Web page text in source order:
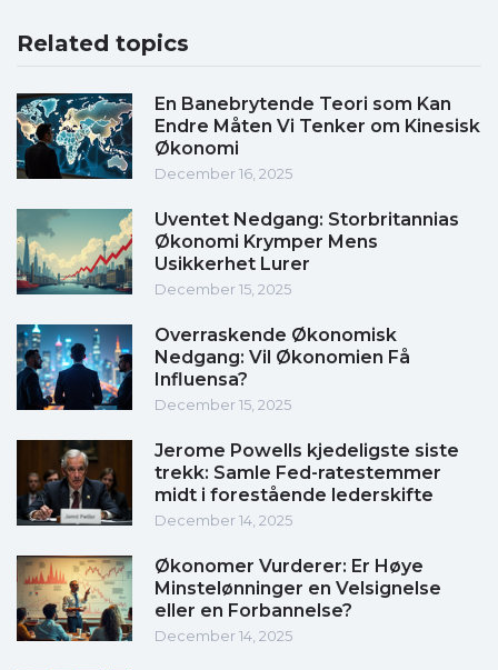
Related topics
En Banebrytende Teori som Kan
Endre Måten Vi Tenker om Kinesisk
Økonomi
December 16, 2025
Uventet Nedgang: Storbritannias
Økonomi Krymper Mens
Usikkerhet Lurer
December 15, 2025
Overraskende Økonomisk
Nedgang: Vil Økonomien Få
Influensa?
December 15, 2025
Jerome Powells kjedeligste siste
trekk: Samle Fed-ratestemmer
midt i forestående lederskifte
December 14, 2025
Økonomer Vurderer: Er Høye
Minstelønninger en Velsignelse
eller en Forbannelse?
December 14, 2025